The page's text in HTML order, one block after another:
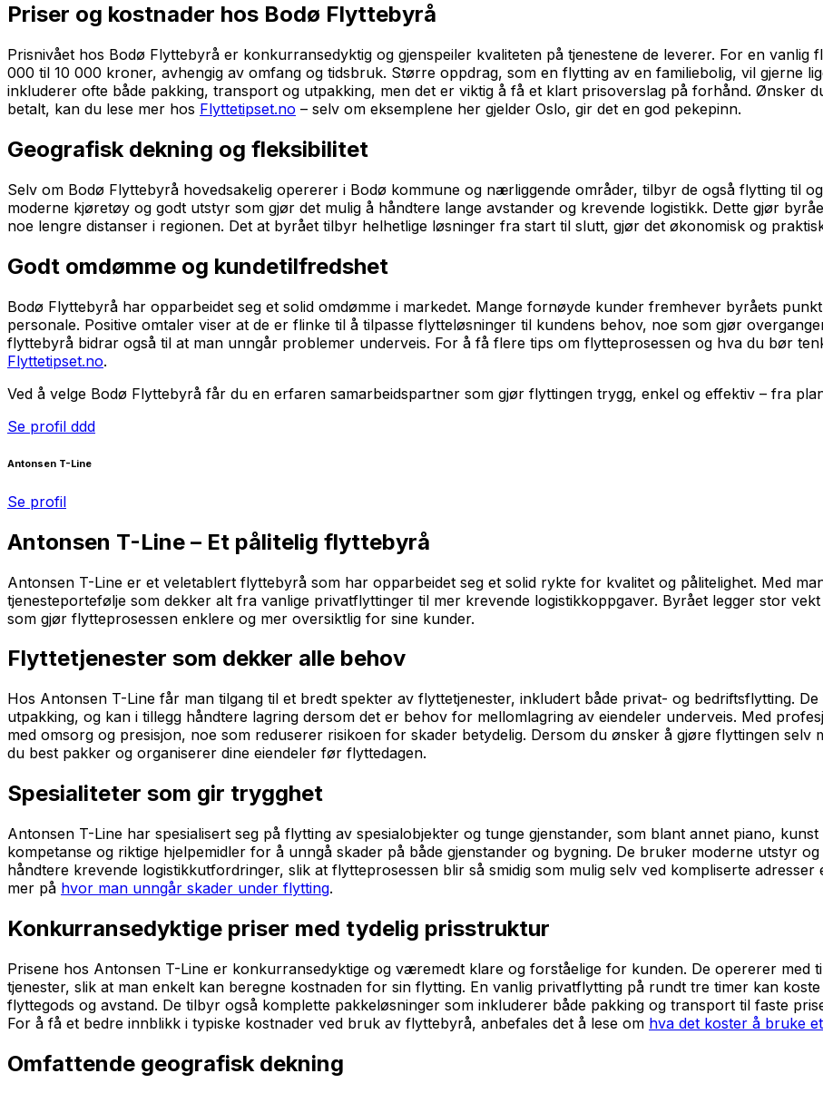
Priser og kostnader hos Bodø Flyttebyrå
Prisnivået hos Bodø Flyttebyrå er konkurransedyktig og gjenspeiler kvaliteten på tjenestene de leverer. For en
000 til 10 000 kroner, avhengig av omfang og tidsbruk. Større oppdrag, som en flytting av en familiebolig, vil gjerne
inkluderer ofte både pakking, transport og utpakking, men det er viktig å få et klart prisoverslag på forhånd. Ønsker
betalt, kan du lese mer hos Flyttetipset.no – selv om eksemplene her gjelder Oslo, gir det en god pekepinn.
Geografisk dekning og fleksibilitet
Selv om Bodø Flyttebyrå hovedsakelig opererer i Bodø kommune og nærliggende områder, tilbyr de også flytting til
moderne kjøretøy og godt utstyr som gjør det mulig å håndtere lange avstander og krevende logistikk. Dette gjør
noe lengre distanser i regionen. Det at byrået tilbyr helhetlige løsninger fra start til slutt, gjør det økonomisk og
Godt omdømme og kundetilfredshet
Bodø Flyttebyrå har opparbeidet seg et solid omdømme i markedet. Mange fornøyde kunder fremhever byråets
personale. Positive omtaler viser at de er flinke til å tilpasse flytteløsninger til kundens behov, noe som gjør
flyttebyrå bidrar også til at man unngår problemer underveis. For å få flere tips om flytteprosessen og hva du bør
Flyttetipset.no.
Ved å velge Bodø Flyttebyrå får du en erfaren samarbeidspartner som gjør flyttingen trygg, enkel og effektiv – fra
Se profil ddd
Antonsen T-Line
Se profil
Antonsen T-Line – Et pålitelig flyttebyrå
Antonsen T-Line er et veletablert flyttebyrå som har opparbeidet seg et solid rykte for kvalitet og pålitelighet. Med
tjenesteportefølje som dekker alt fra vanlige privatflyttinger til mer krevende logistikkoppgaver. Byrået legger stor
som gjør flytteprosessen enklere og mer oversiktlig for sine kunder.
Flyttetjenester som dekker alle behov
Hos Antonsen T-Line får man tilgang til et bredt spekter av flyttetjenester, inkludert både privat- og bedriftsflytting.
utpakking, og kan i tillegg håndtere lagring dersom det er behov for mellomlagring av eiendeler underveis. Med
med omsorg og presisjon, noe som reduserer risikoen for skader betydelig. Dersom du ønsker å gjøre flyttingen
du best pakker og organiserer dine eiendeler før flyttedagen.
Spesialiteter som gir trygghet
Antonsen T-Line har spesialisert seg på flytting av spesialobjekter og tunge gjenstander, som blant annet piano,
kompetanse og riktige hjelpemidler for å unngå skader på både gjenstander og bygning. De bruker moderne utstyr
håndtere krevende logistikkutfordringer, slik at flytteprosessen blir så smidig som mulig selv ved kompliserte
mer på hvor man unngår skader under flytting.
Konkurransedyktige priser med tydelig prisstruktur
Prisene hos Antonsen T-Line er konkurransedyktige og væremedt klare og forståelige for kunden. De opererer med
tjenester, slik at man enkelt kan beregne kostnaden for sin flytting. En vanlig privatflytting på rundt tre timer kan
flyttegods og avstand. De tilbyr også komplette pakkeløsninger som inkluderer både pakking og transport til faste
For å få et bedre innblikk i typiske kostnader ved bruk av flyttebyrå, anbefales det å lese om hva det koster å bruke
Omfattende geografisk dekning